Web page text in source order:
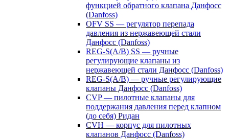
функцией обратного клапана Данфосс
(Danfoss)
OFV SS — регулятор перепада
давления из нержавеющей стали
Данфосс (Danfoss)
REG-S(A/B) SS — ручные
регулирующие клапаны из
нержавеющей стали Данфосс (Danfoss)
REG-S(A/B) — ручные регулирующие
клапаны Данфосс (Danfoss)
CVP — пилотные клапаны для
поддержания давления перед клапном
(до себя) Ридан
CVH — корпус для пилотных
клапанов Данфосс (Danfoss)